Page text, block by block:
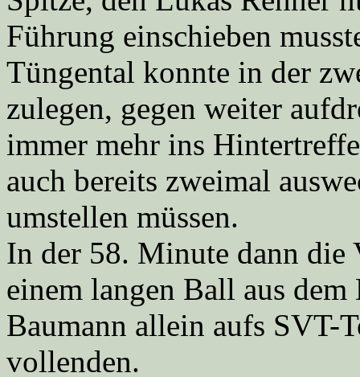
Führung einschieben
Tüngental konnte in der
zulegen, gegen weiter
immer mehr ins
auch bereits zweimal
umstellen müssen.
In der 58. Minute dann die
einem langen Ball aus
Baumann allein aufs SVT-
vollenden.